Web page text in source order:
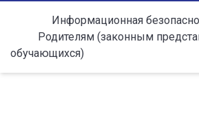
Информационная
Родителям (законным
обучающихся)